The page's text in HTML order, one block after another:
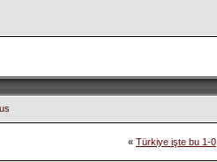
« Türkiye işte bu 1-0